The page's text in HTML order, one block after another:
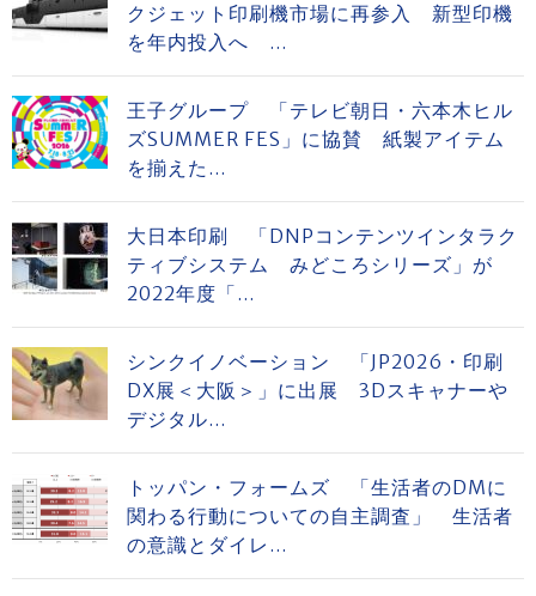
クジェット印刷機市場に再参入 新型印機
を年内投入へ ...
王子グループ 「テレビ朝日・六本木ヒル
ズSUMMER FES」に協賛 紙製アイテム
を揃えた...
大日本印刷 「DNPコンテンツインタラク
ティブシステム みどころシリーズ」が
2022年度「...
シンクイノベーション 「JP2026・印刷
DX展＜大阪＞」に出展 3Dスキャナーや
デジタル...
トッパン・フォームズ 「生活者のDMに
関わる行動についての自主調査」 生活者
の意識とダイレ...